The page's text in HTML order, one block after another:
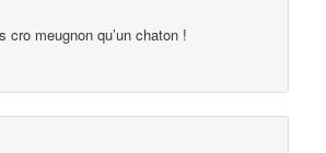
cro meugnon qu’un chaton !